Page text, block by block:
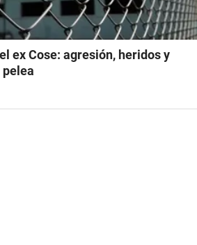
ex Cose: agresión, heridos y